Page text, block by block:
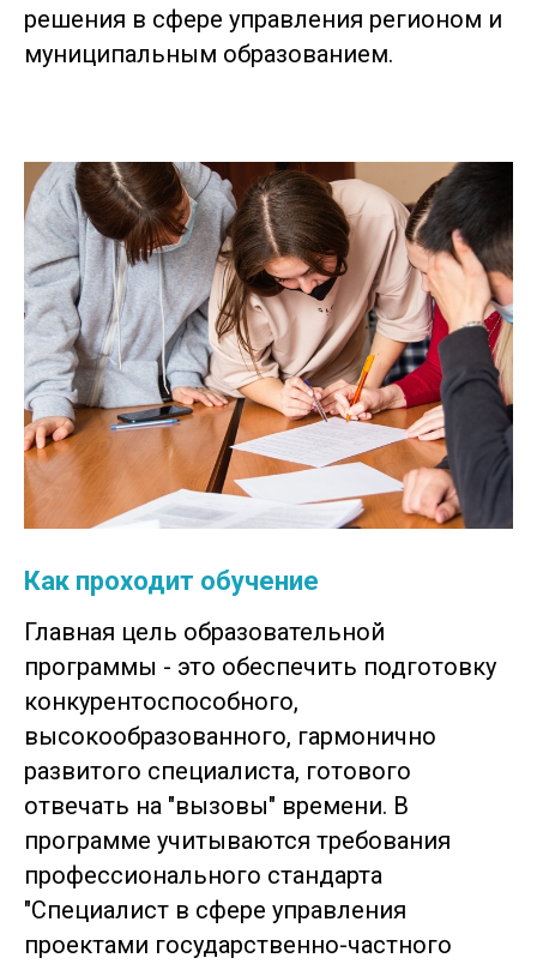
решения в сфере управления регионом и
муниципальным образованием.
Как проходит обучение
Главная цель образовательной
программы - это обеспечить подготовку
конкурентоспособного,
высокообразованного, гармонично
развитого специалиста, готового
отвечать на "вызовы" времени. В
программе учитываются требования
профессионального стандарта
"Специалист в сфере управления
проектами государственно-частного